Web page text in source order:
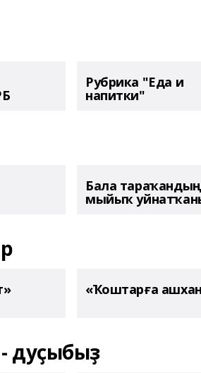
Рубрика "Еда и
напитки"
Бала тараҡандың
мыйыҡ
«Ҡоштарға
- дуҫыбыҙ